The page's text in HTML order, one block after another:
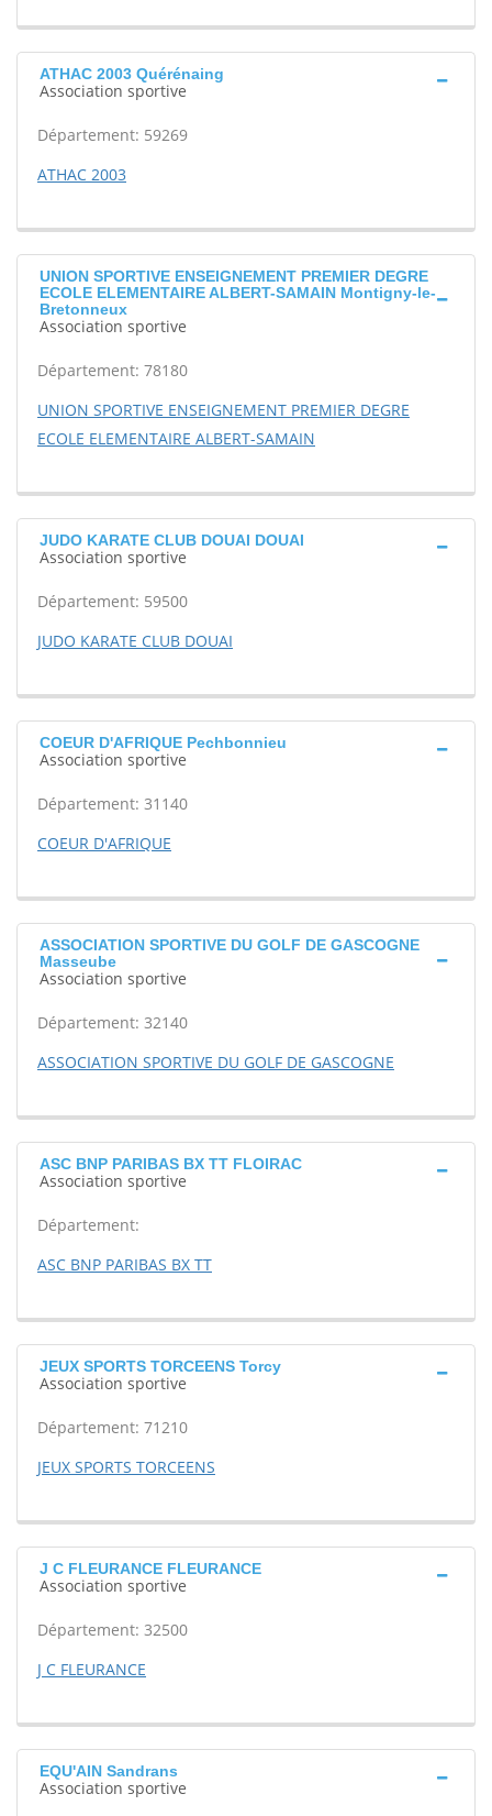
ATHAC 2003 Quérénaing
Association sportive
Département: 59269
ATHAC 2003
UNION SPORTIVE ENSEIGNEMENT PREMIER DEGRE
ECOLE ELEMENTAIRE ALBERT-SAMAIN Montigny-le-
Bretonneux
Association sportive
Département: 78180
UNION SPORTIVE ENSEIGNEMENT PREMIER DEGRE
ECOLE ELEMENTAIRE ALBERT-SAMAIN
JUDO KARATE CLUB DOUAI DOUAI
Association sportive
Département: 59500
JUDO KARATE CLUB DOUAI
COEUR D'AFRIQUE Pechbonnieu
Association sportive
Département: 31140
COEUR D'AFRIQUE
ASSOCIATION SPORTIVE DU GOLF DE GASCOGNE
Masseube
Association sportive
Département: 32140
ASSOCIATION SPORTIVE DU GOLF DE GASCOGNE
ASC BNP PARIBAS BX TT FLOIRAC
Association sportive
Département:
ASC BNP PARIBAS BX TT
JEUX SPORTS TORCEENS Torcy
Association sportive
Département: 71210
JEUX SPORTS TORCEENS
J C FLEURANCE FLEURANCE
Association sportive
Département: 32500
J C FLEURANCE
EQU'AIN Sandrans
Association sportive